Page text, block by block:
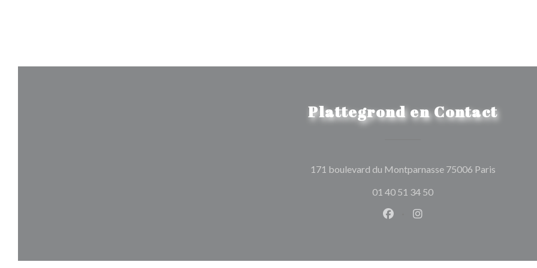
Plattegrond en Contact
171 boulevard du Montparnasse 75006 Paris((opent in
01 40 51 34 50
Facebook ((opent in een nieuw
Instagram ((opent in een